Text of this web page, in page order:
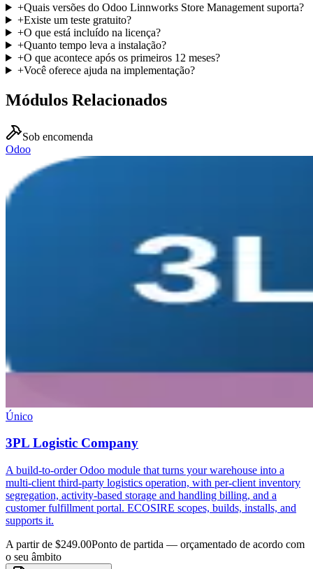
+Quais versões do Odoo Linnworks Store Management suporta?
+Existe um teste gratuito?
+O que está incluído na licença?
+Quanto tempo leva a instalação?
+O que acontece após os primeiros 12 meses?
+Você oferece ajuda na implementação?
Módulos Relacionados
Sob encomenda
Odoo
Único
3PL Logistic Company
A build-to-order Odoo module that turns your warehouse into a
multi-client third-party logistics operation, with per-client inventory
segregation, activity-based storage and handling billing, and a
customer fulfillment portal. ECOSIRE scopes, builds, installs, and
supports it.
A partir de $249.00Ponto de partida — orçamentado de acordo com
o seu âmbito